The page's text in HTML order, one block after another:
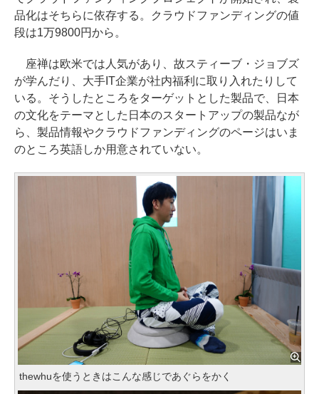
品化はそちらに依存する。クラウドファンディングの値
段は1万9800円から。
座禅は欧米では人気があり、故スティーブ・ジョブズ
が学んだり、大手IT企業が社内福利に取り入れたりして
いる。そうしたところをターゲットとした製品で、日本
の文化をテーマとした日本のスタートアップの製品なが
ら、製品情報やクラウドファンディングのページはいま
のところ英語しか用意されていない。
thewhuを使うときはこんな感じであぐらをかく